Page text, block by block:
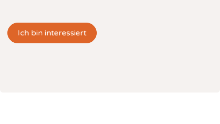
Ich bin interessiert